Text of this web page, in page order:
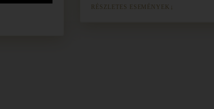
RÉSZLETES ESEMÉNYEK ↓